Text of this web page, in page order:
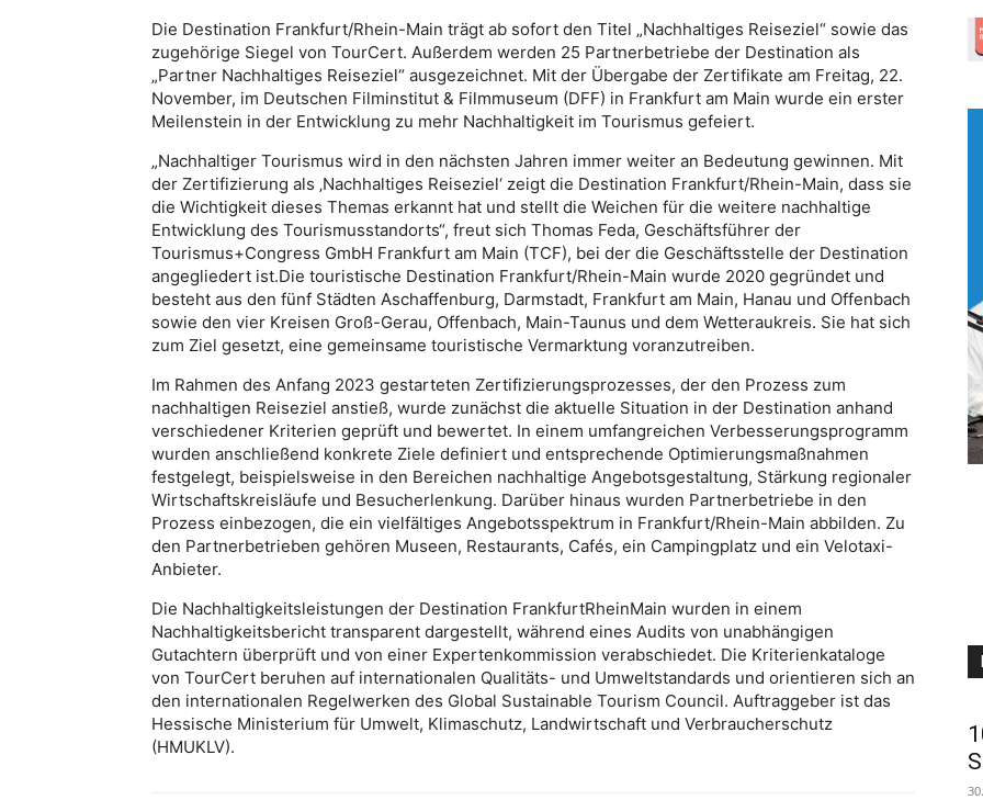
Die Destination Frankfurt/Rhein-Main trägt ab sofort den Titel „Nachhaltiges Reiseziel“ sowie das
zugehörige Siegel von TourCert. Außerdem werden 25 Partnerbetriebe der Destination als
„Partner Nachhaltiges Reiseziel“ ausgezeichnet. Mit der Übergabe der Zertifikate am Freitag, 22.
November, im Deutschen Filminstitut & Filmmuseum (DFF) in Frankfurt am Main wurde ein erster
Meilenstein in der Entwicklung zu mehr Nachhaltigkeit im Tourismus gefeiert.
„Nachhaltiger Tourismus wird in den nächsten Jahren immer weiter an Bedeutung gewinnen. Mit
der Zertifizierung als ‚Nachhaltiges Reiseziel‘ zeigt die Destination Frankfurt/Rhein-Main, dass sie
die Wichtigkeit dieses Themas erkannt hat und stellt die Weichen für die weitere nachhaltige
Entwicklung des Tourismusstandorts“, freut sich Thomas Feda, Geschäftsführer der
Tourismus+Congress GmbH Frankfurt am Main (TCF), bei der die Geschäftsstelle der Destination
angegliedert ist.Die touristische Destination Frankfurt/Rhein-Main wurde 2020 gegründet und
besteht aus den fünf Städten Aschaffenburg, Darmstadt, Frankfurt am Main, Hanau und Offenbach
sowie den vier Kreisen Groß-Gerau, Offenbach, Main-Taunus und dem Wetteraukreis. Sie hat sich
zum Ziel gesetzt, eine gemeinsame touristische Vermarktung voranzutreiben.
Im Rahmen des Anfang 2023 gestarteten Zertifizierungsprozesses, der den Prozess zum
nachhaltigen Reiseziel anstieß, wurde zunächst die aktuelle Situation in der Destination anhand
verschiedener Kriterien geprüft und bewertet. In einem umfangreichen Verbesserungsprogramm
wurden anschließend konkrete Ziele definiert und entsprechende Optimierungsmaßnahmen
festgelegt, beispielsweise in den Bereichen nachhaltige Angebotsgestaltung, Stärkung regionaler
Wirtschaftskreisläufe und Besucherlenkung. Darüber hinaus wurden Partnerbetriebe in den
Prozess einbezogen, die ein vielfältiges Angebotsspektrum in Frankfurt/Rhein-Main abbilden. Zu
den Partnerbetrieben gehören Museen, Restaurants, Cafés, ein Campingplatz und ein Velotaxi-
Anbieter.
Die Nachhaltigkeitsleistungen der Destination FrankfurtRheinMain wurden in einem
Nachhaltigkeitsbericht transparent dargestellt, während eines Audits von unabhängigen
Gutachtern überprüft und von einer Expertenkommission verabschiedet. Die Kriterienkataloge
von TourCert beruhen auf internationalen Qualitäts- und Umweltstandards und orientieren sich an
den internationalen Regelwerken des Global Sustainable Tourism Council. Auftraggeber ist das
Hessische Ministerium für Umwelt, Klimaschutz, Landwirtschaft und Verbraucherschutz
(HMUKLV).